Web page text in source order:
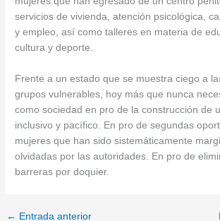
servicios de vivienda, atención psicológica,
y empleo, así como talleres en materia de
cultura y deporte.
Frente a un estado que se muestra ciego a
grupos vulnerables, hoy más que nunca
como sociedad en pro de la construcción de
inclusivo y pacífico. En pro de segundas
mujeres que han sido sistemáticamente
olvidadas por las autoridades. En pro de
barreras por doquier.
← Entrada anterior